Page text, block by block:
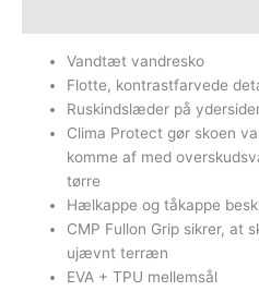
Vandtæt vandresko
Flotte, kontrastfarvede
Ruskindslæder på
Clima Protect gør skoen
komme af med
tørre
Hælkappe og tåkappe
CMP Fullon Grip sikrer, at
ujævnt terræn
EVA + TPU mellemsål